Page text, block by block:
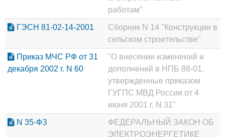
работам"
ГЭСН 81-02-14-2001
Сборник N 14 "Конструкции в
сельском строительстве"
Приказ МЧС РФ от 31
декабря 2002 г. N 60
"О внесении изменений и
дополнений в НПБ 88-01,
утвержденные приказом
ГУГПС МВД России от 4
июня 2001 г. N 31"
N 35-ФЗ
ФЕДЕРАЛЬНЫЙ ЗАКОН ОБ
ЭЛЕКТРОЭНЕРГЕТИКЕ